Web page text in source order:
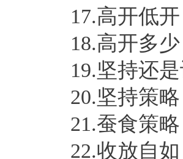
17.高开低开
18.高开多少
19.坚持还
20.坚持策略
21.蚕食策
22.收放自如